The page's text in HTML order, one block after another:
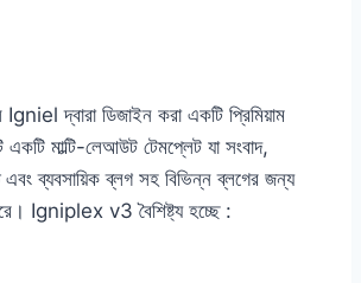
দ্বারা ডিজাইন করা একটি প্রিমিয়াম
একটি মাল্টি-লেআউট টেমপ্লেট যা সংবাদ,
এবং ব্যবসায়িক ব্লগ সহ বিভিন্ন ব্লগের জন্য
Igniplex v3 বৈশিষ্ট্য হচ্ছে :